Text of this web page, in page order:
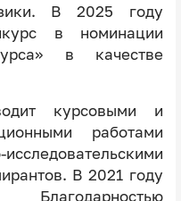
В 2025 году
в номинации
в качестве
курсовыми и
работами
В 2021 году